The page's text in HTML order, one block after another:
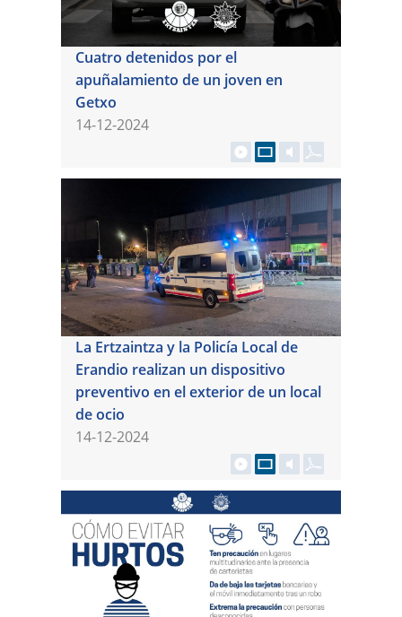
Cuatro detenidos por el
apuñalamiento de un joven en
Getxo
14-12-2024
La Ertzaintza y la Policía Local de
Erandio realizan un dispositivo
preventivo en el exterior de un local
de ocio
14-12-2024